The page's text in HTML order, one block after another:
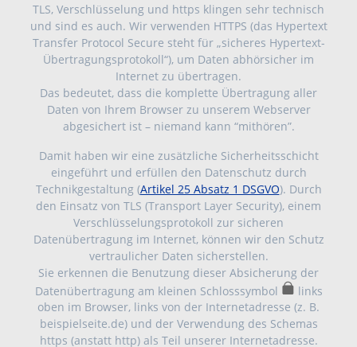
TLS, Verschlüsselung und https klingen sehr technisch
und sind es auch. Wir verwenden HTTPS (das Hypertext
Transfer Protocol Secure steht für „sicheres Hypertext-
Übertragungsprotokoll“), um Daten abhörsicher im
Internet zu übertragen.
Das bedeutet, dass die komplette Übertragung aller
Daten von Ihrem Browser zu unserem Webserver
abgesichert ist – niemand kann “mithören”.
Damit haben wir eine zusätzliche Sicherheitsschicht
eingeführt und erfüllen den Datenschutz durch
Technikgestaltung (Artikel 25 Absatz 1 DSGVO). Durch
den Einsatz von TLS (Transport Layer Security), einem
Verschlüsselungsprotokoll zur sicheren
Datenübertragung im Internet, können wir den Schutz
vertraulicher Daten sicherstellen.
Sie erkennen die Benutzung dieser Absicherung der
Datenübertragung am kleinen Schlosssymbol
links
oben im Browser, links von der Internetadresse (z. B.
beispielseite.de) und der Verwendung des Schemas
https (anstatt http) als Teil unserer Internetadresse.